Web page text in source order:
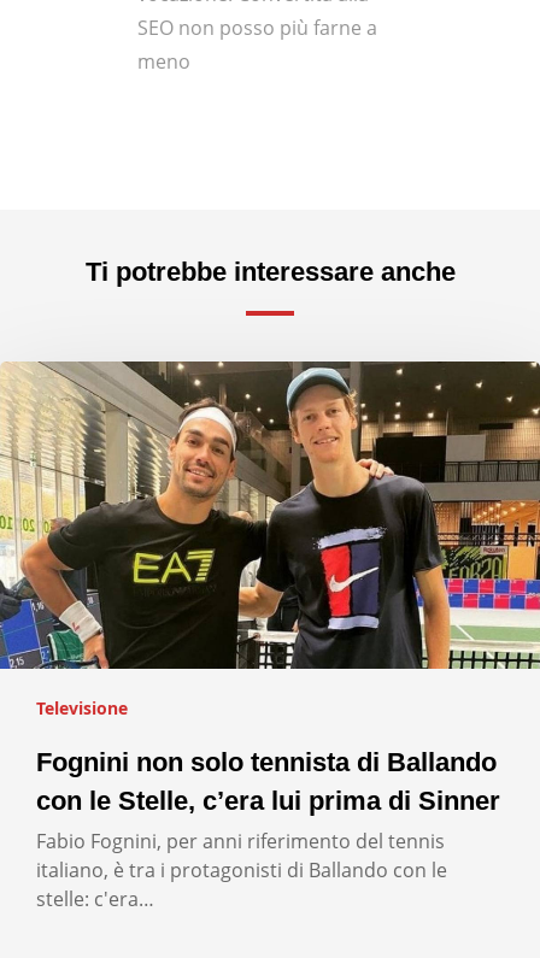
SEO non posso più farne a
meno
Ti potrebbe interessare anche
Televisione
Fognini non solo tennista di Ballando
con le Stelle, c’era lui prima di Sinner
Fabio Fognini, per anni riferimento del tennis
italiano, è tra i protagonisti di Ballando con le
stelle: c'era…